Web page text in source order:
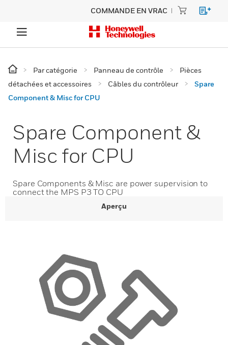
COMMANDE EN VRAC
Par catégorie Panneau de contrôle
Pièces
détachées et accessoires
Câbles du contrôleur
Spare
Component & Misc for CPU
Spare Component &
Misc for CPU
Spare Components & Misc are power supervision to
connect the MPS P3 TO CPU
Aperçu